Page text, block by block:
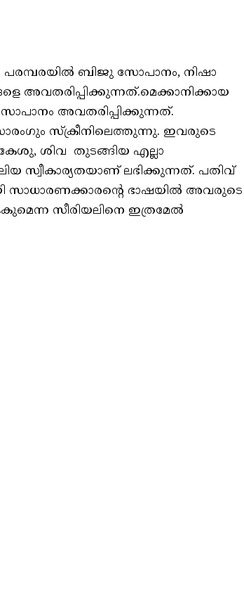
ബിജു സോപാനം, നിഷാ
അവതരിപ്പിക്കുന്നത്.മെക്കാനിക്കായ
അവതരിപ്പിക്കുന്നത്.
സാരംഗും സ്‌ക്രീനിലെത്തുന്നു. ഇവരുടെ
കേശു, ശിവ തുടങ്ങിയ എല്ലാ
സ്വീകാര്യതയാണ് ലഭിക്കുന്നത്. പതിവ്
സാധാരണക്കാരന്റെ ഭാഷയിൽ അവരുടെ
സീരിയലിനെ ഇത്രമേൽ